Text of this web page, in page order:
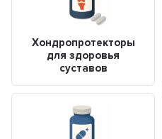
Хондропротекторы
для здоровья
суставов